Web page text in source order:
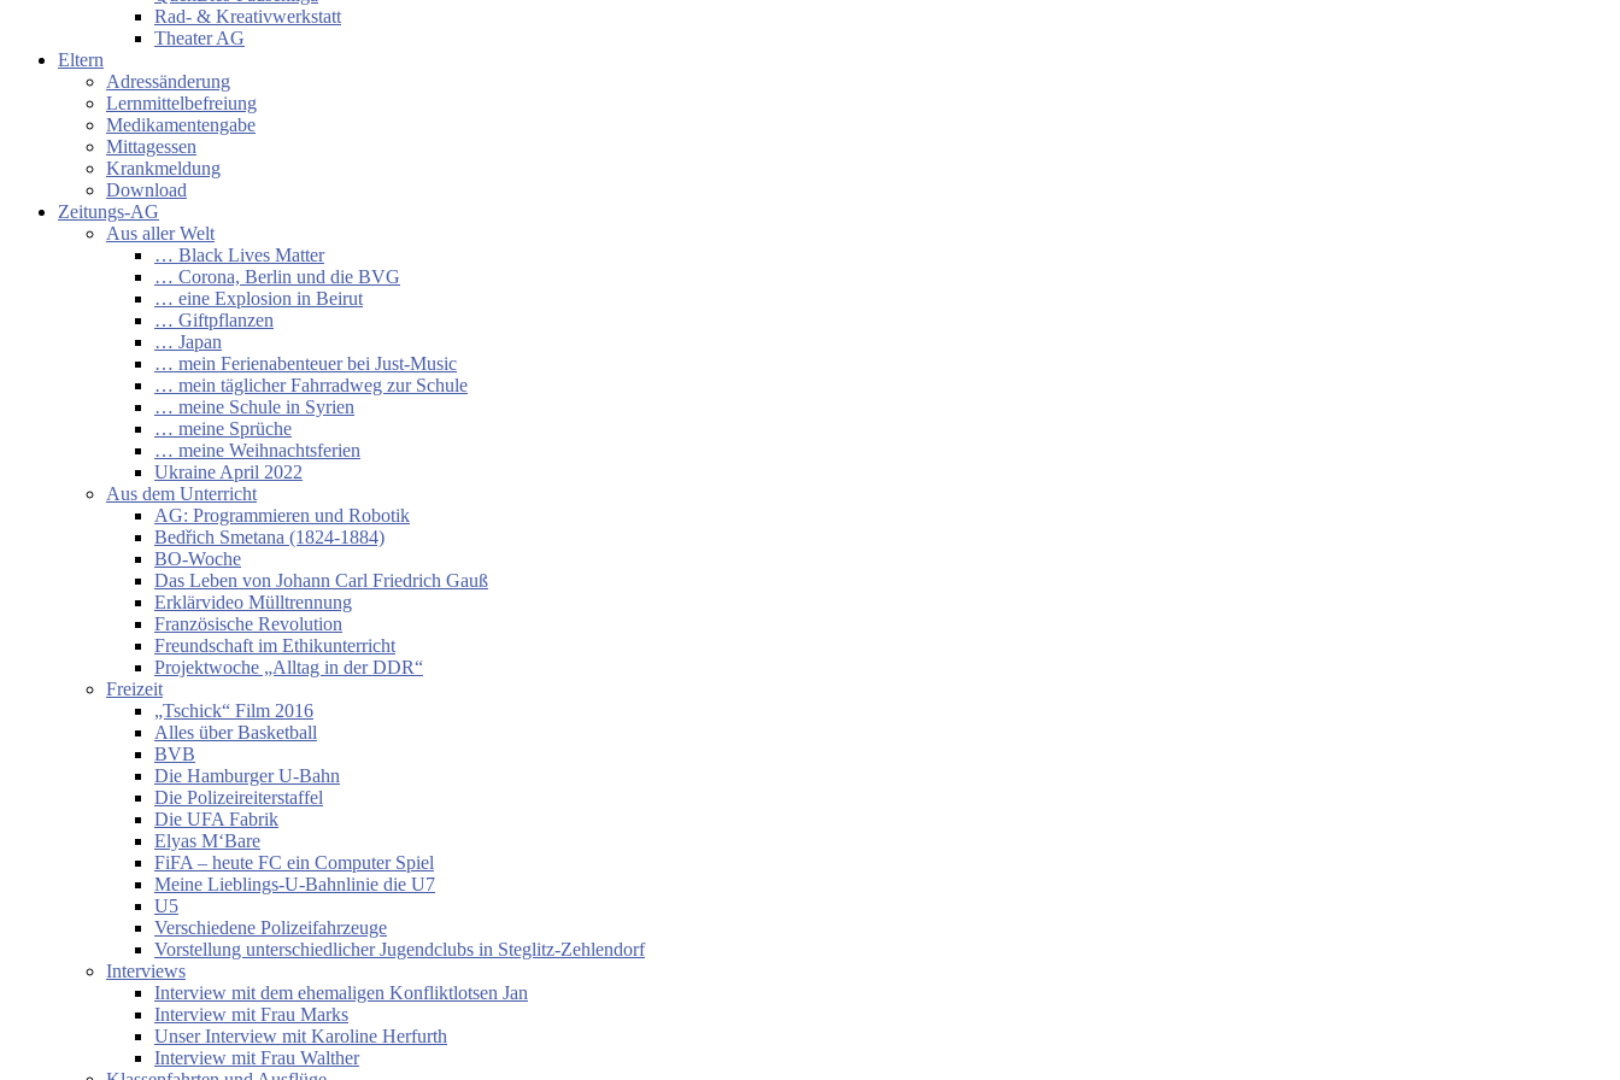
Rad- & Kreativwerkstatt
Theater AG
Eltern
Adressänderung
Lernmittelbefreiung
Medikamentengabe
Mittagessen
Krankmeldung
Download
Zeitungs-AG
Aus aller Welt
… Black Lives Matter
… Corona, Berlin und die BVG
… eine Explosion in Beirut
… Giftpflanzen
… Japan
… mein Ferienabenteuer bei Just-Music
… mein täglicher Fahrradweg zur Schule
… meine Schule in Syrien
… meine Sprüche
… meine Weihnachtsferien
Ukraine April 2022
Aus dem Unterricht
AG: Programmieren und Robotik
Bedřich Smetana (1824-1884)
BO-Woche
Das Leben von Johann Carl Friedrich Gauß
Erklärvideo Mülltrennung
Französische Revolution
Freundschaft im Ethikunterricht
Projektwoche „Alltag in der DDR“
Freizeit
„Tschick“ Film 2016
Alles über Basketball
BVB
Die Hamburger U-Bahn
Die Polizeireiterstaffel
Die UFA Fabrik
Elyas M‘Bare
FiFA – heute FC ein Computer Spiel
Meine Lieblings-U-Bahnlinie die U7
U5
Verschiedene Polizeifahrzeuge
Vorstellung unterschiedlicher Jugendclubs in Steglitz-Zehlendorf
Interviews
Interview mit dem ehemaligen Konfliktlotsen Jan
Interview mit Frau Marks
Unser Interview mit Karoline Herfurth
Interview mit Frau Walther